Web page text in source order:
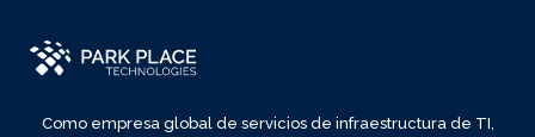
Como empresa global de servicios de infraestructura de TI,